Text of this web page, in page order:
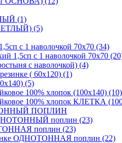
(1)
(5)
с 1 наволочкой 70х70 (34)
1,5сп с 1 наволочкой 70х70
с наволочкой) (4)
( 60х120) (1)
(5)
100% хлопок (100х140) (10)
100% хлопок КЛЕТКА
ПОПЛИН
поплин (23)
поплин (23)
ОДНОТОННАЯ поплин (22)